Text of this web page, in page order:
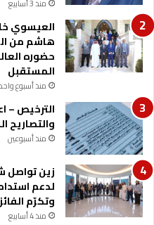
.ي
ع
ج
ث
م
ن
ه
ب
ع
د
ص
ل
ا
ة
منذ 3 أسابيع
العيسوي
هاشم من
حضوره
المستقبل
منذ أسبوع
الترخيص –
والتصاريح
منذ أسبوعين
زين تواصل
لدعم
وتكرّم
منذ 4 أسابيع